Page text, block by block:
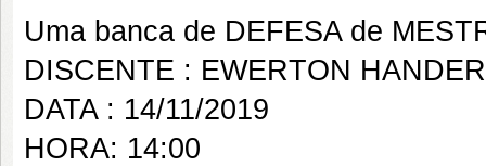
Uma banca de DEFESA de
DISCENTE : EWERTON
DATA : 14/11/2019
HORA: 14:00